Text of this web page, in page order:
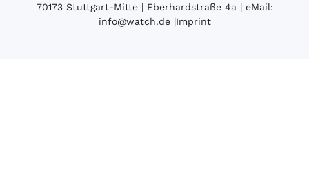
70173 Stuttgart-Mitte | Eberhardstraße 4a | eMail:
info@watch.de|Imprint